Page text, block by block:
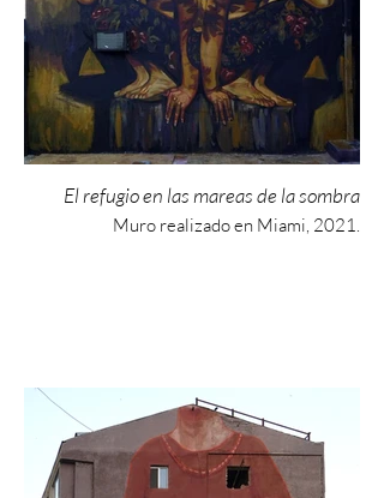
El refugio en las mareas de la sombra
Muro realizado en Miami, 2021.